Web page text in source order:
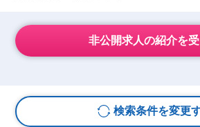
非公開求人の紹介を
検索条件を変更